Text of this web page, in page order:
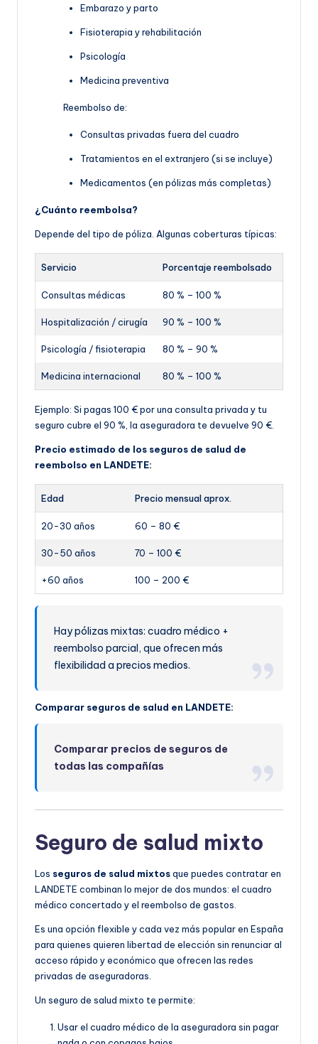
Embarazo y parto
Fisioterapia y rehabilitación
Psicología
Medicina preventiva
Reembolso de:
Consultas privadas fuera del cuadro
Tratamientos en el extranjero (si se incluye)
Medicamentos (en pólizas más completas)
¿Cuánto reembolsa?
Depende del tipo de póliza. Algunas coberturas típicas:
Servicio Porcentaje reembolsado
Consultas médicas 80 % – 100 %
Hospitalización / cirugía 90 % – 100 %
Psicología / fisioterapia 80 % – 90 %
Medicina internacional 80 % – 100 %
Ejemplo: Si pagas 100 € por una consulta privada y tu
seguro cubre el 90 %, la aseguradora te devuelve 90 €.
Precio estimado de los seguros de salud de
reembolso en LANDETE:
Edad Precio mensual aprox.
20-30 años 60 – 80 €
30-50 años 70 – 100 €
+60 años 100 – 200 €
Hay pólizas mixtas: cuadro médico +
reembolso parcial, que ofrecen más
flexibilidad a precios medios.
Comparar seguros de salud en LANDETE:
Comparar precios de seguros de
todas las compañías
Seguro de salud mixto
Los seguros de salud mixtosque puedes contratar en
LANDETE combinan lo mejor de dos mundos: el cuadro
médico concertado y el reembolso de gastos.
Es una opción flexible y cada vez más popular en España
para quienes quieren libertad de elección sin renunciar al
acceso rápido y económico que ofrecen las redes
privadas de aseguradoras.
Un seguro de salud mixto te permite:
Usar el cuadro médico de la aseguradora sin pagar